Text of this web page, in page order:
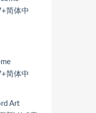
简体中